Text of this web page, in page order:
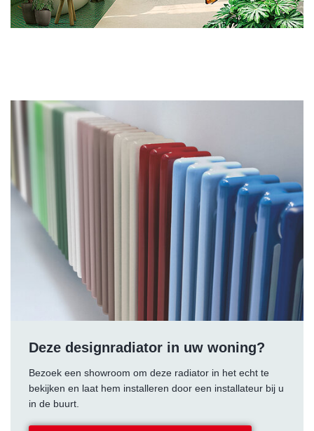
Deze designradiator in uw woning?
Bezoek een showroom om deze radiator in het echt te
bekijken en laat hem installeren door een installateur bij u
in de buurt.